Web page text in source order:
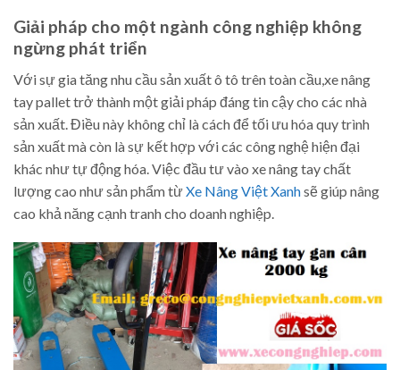
Giải pháp cho một ngành công nghiệp không
ngừng phát triển
Với sự gia tăng nhu cầu sản xuất ô tô trên toàn cầu,xe nâng
tay pallet trở thành một giải pháp đáng tin cậy cho các nhà
sản xuất. Điều này không chỉ là cách để tối ưu hóa quy trình
sản xuất mà còn là sự kết hợp với các công nghệ hiện đại
khác như tự động hóa. Việc đầu tư vào xe nâng tay chất
lượng cao như sản phẩm từXe Nâng Việt Xanhsẽ giúp nâng
cao khả năng cạnh tranh cho doanh nghiệp.